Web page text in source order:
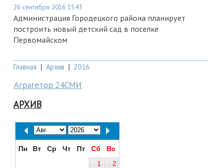
26 сентября 2016 15:43
Администрация Городецкого района планирует
построить новый детский сад в поселке
Первомайском
Главная | Архив | 2016
Аграгетор 24СМИ
АРХИВ
Пн Вт Ср Чт Пт Сб
Вс
1
2